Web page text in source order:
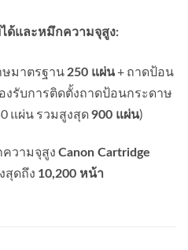
ด้และหมึกความจุสูง:
มาตรฐาน 250 แผ่น+ ถาดป้อน
งรับการติดตั้งถาดป้อนกระดาษ
แผ่น รวมสูงสุด900 แผ่น)
วามจุสูง Canon Cartridge
สุดถึง 10,200 หน้า